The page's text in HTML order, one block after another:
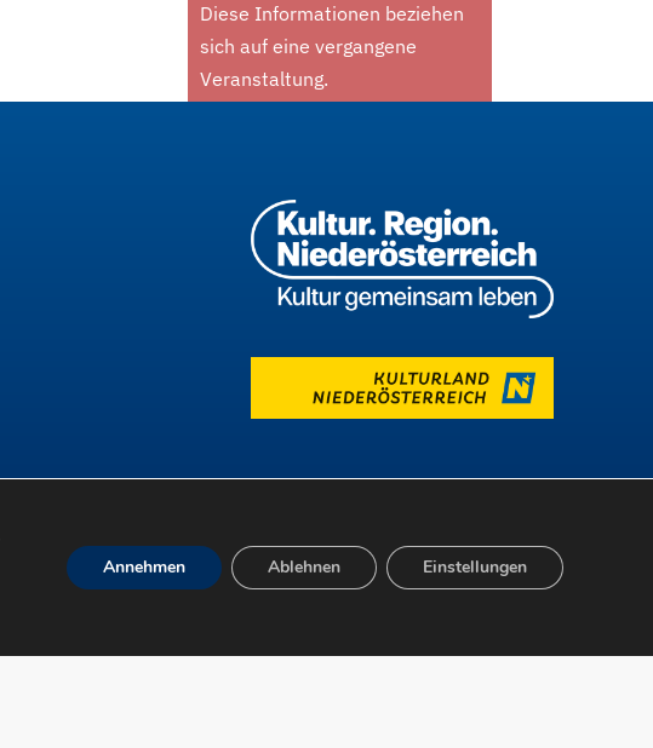
Diese Informationen beziehen
sich auf eine vergangene
Veranstaltung.
Annehmen Ablehnen Einstellungen